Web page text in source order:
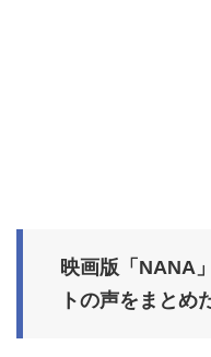
映画版「NANA
トの声をまとめ